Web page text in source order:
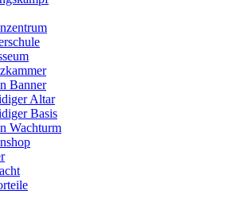
Banner
Altar
Basis
Wachturm